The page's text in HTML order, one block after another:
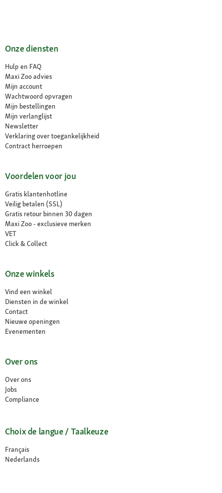
Onze diensten
Hulp en FAQ
Maxi Zoo advies
Mijn account
Wachtwoord opvragen
Mijn bestellingen
Mijn verlanglijst
Newsletter
Verklaring over toegankelijkheid
Contract herroepen
Voordelen voor jou
Gratis klantenhotline
Veilig betalen (SSL)
Gratis retour binnen 30 dagen
Maxi Zoo - exclusieve merken
VET
Click & Collect
Onze winkels
Vind een winkel
Diensten in de winkel
Contact
Nieuwe openingen
Evenementen
Over ons
Over ons
Jobs
Compliance
Choix de langue / Taalkeuze
Français
Nederlands